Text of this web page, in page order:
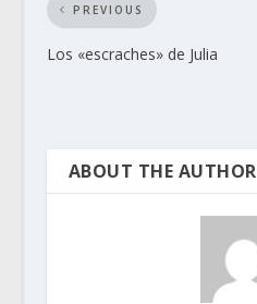
PREVIOUS
Los «escraches» de Julia
ABOUT THE AUTHOR